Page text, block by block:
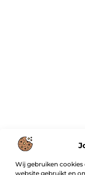
Wij gebruiken
website gebruikt en